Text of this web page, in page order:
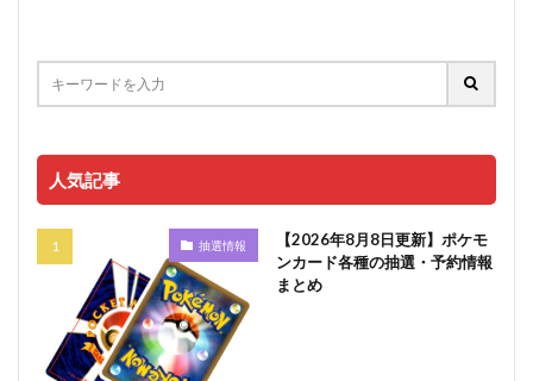
人気記事
抽選情報
【2026年8月8日更新】ポケモ
ンカード各種の抽選・予約情報
まとめ